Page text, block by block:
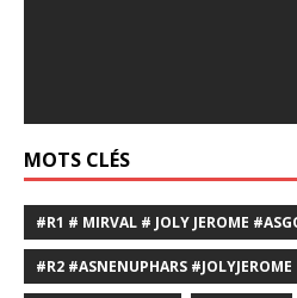
MOTS CLÉS
#R1 # MIRVAL # JOLY JEROME
#R2 #ASNENUPHARS #JOLYJEROME